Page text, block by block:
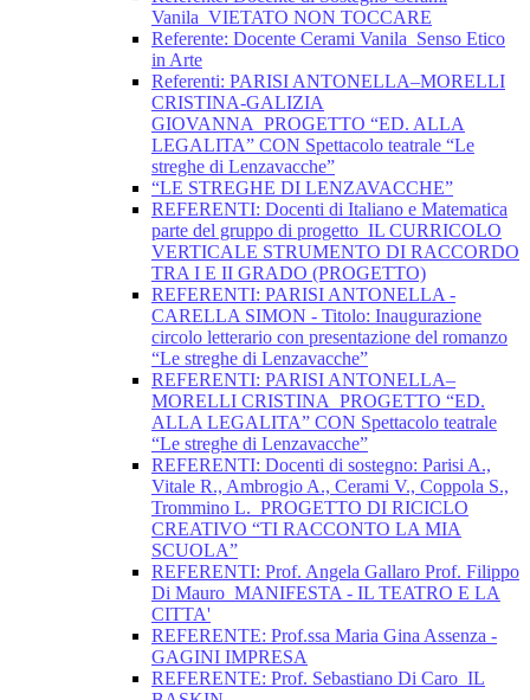
Vanila_VIETATO NON TOCCARE
Referente: Docente Cerami Vanila_Senso Etico
in Arte
Referenti: PARISI ANTONELLA–MORELLI
CRISTINA-GALIZIA
GIOVANNA_PROGETTO “ED. ALLA
LEGALITA” CON Spettacolo teatrale “Le
streghe di Lenzavacche”
“LE STREGHE DI LENZAVACCHE”
REFERENTI: Docenti di Italiano e Matematica
parte del gruppo di progetto_IL CURRICOLO
VERTICALE STRUMENTO DI RACCORDO
TRA I E II GRADO (PROGETTO)
REFERENTI: PARISI ANTONELLA -
CARELLA SIMON - Titolo: Inaugurazione
circolo letterario con presentazione del romanzo
“Le streghe di Lenzavacche”
REFERENTI: PARISI ANTONELLA–
MORELLI CRISTINA_PROGETTO “ED.
ALLA LEGALITA” CON Spettacolo teatrale
“Le streghe di Lenzavacche”
REFERENTI: Docenti di sostegno: Parisi A.,
Vitale R., Ambrogio A., Cerami V., Coppola S.,
Trommino L._PROGETTO DI RICICLO
CREATIVO “TI RACCONTO LA MIA
SCUOLA”
REFERENTI: Prof. Angela Gallaro Prof. Filippo
Di Mauro_MANIFESTA - IL TEATRO E LA
CITTA'
REFERENTE: Prof.ssa Maria Gina Assenza -
GAGINI IMPRESA
REFERENTE: Prof. Sebastiano Di Caro_IL